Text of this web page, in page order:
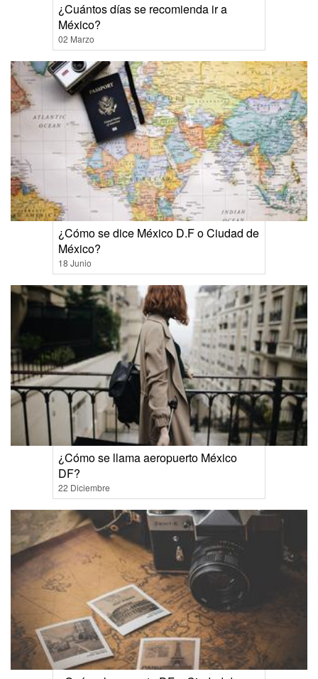
¿Cuántos días se recomienda ir a
México?
02 Marzo
¿Cómo se dice México D.F o Ciudad de
México?
18 Junio
¿Cómo se llama aeropuerto México
DF?
22 Diciembre